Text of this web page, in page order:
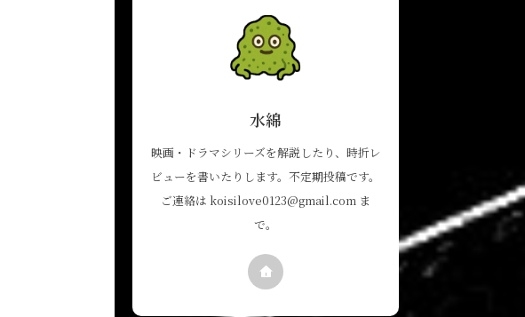
水綿
映画・ドラマシリーズを解説したり、時折レ
ビューを書いたりします。不定期投稿です。
ご連絡は koisilove0123@gmail.com ま
で。